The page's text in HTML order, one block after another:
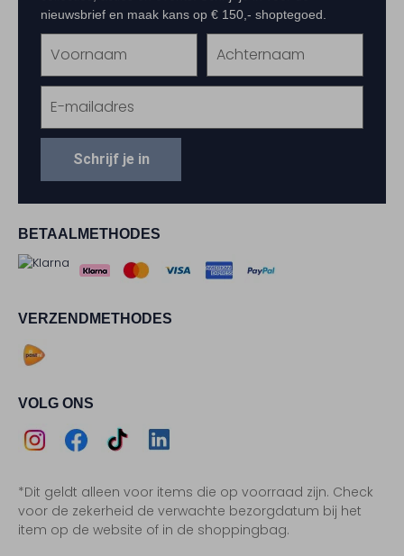
BETAALMETHODES
VERZENDMETHODES
VOLG ONS
Instagram
Facebook
TikTokLinkedIn
*Dit geldt alleen voor items die op voorraad zijn. Check
voor de zekerheid de verwachte bezorgdatum bij het
item op de website of in de shoppingbag.
nieuwsbrief en maak kans op € 150,- shoptegoed.
Schrijf je in